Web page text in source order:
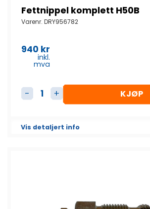
Fettnippel komplett H50B
Varenr. DRY956782
940 kr
inkl.
mva
Fettnippel komplett H50B antall
KJØP
Vis detaljert info